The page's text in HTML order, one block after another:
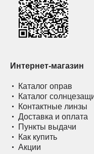
Интернет-магазин
Каталог оправ
Каталог
Контактные линзы
Доставка и оплата
Пункты выдачи
Как купить
Акции